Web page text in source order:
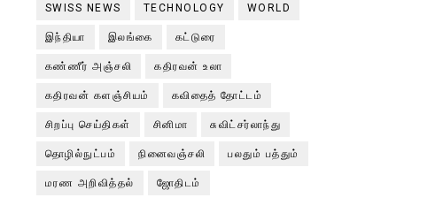
SWISS NEWS TECHNOLOGY WORLD
இந்தியா இலங்கை கட்டுரை
கண்ணீர் அஞ்சலி கதிரவன் உலா
கதிரவன் களஞ்சியம் கவிதைத் தோட்டம்
சிறப்பு செய்திகள் சினிமா சுவிட்சர்லாந்து
தொழில்நுட்பம் நினைவஞ்சலி பலதும் பத்தும்
மரண அறிவித்தல் ஜோதிடம்